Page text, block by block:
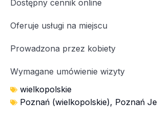
Dostępny cennik online
Oferuje usługi na miejscu
Prowadzona przez kobiety
Wymagane umówienie wizyty
wielkopolskie
Poznań (wielkopolskie), Poznań